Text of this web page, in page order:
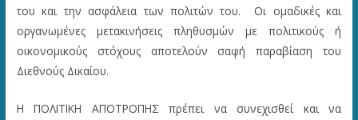
του και την ασφάλεια των πολιτών του. Οι ομαδικές και
οργανωμένες μετακινήσεις πληθυσμών με πολιτικούς ή
οικονομικούς στόχους αποτελούν σαφή παραβίαση του
Διεθνούς Δικαίου.
Η ΠΟΛΙΤΙΚΗ ΑΠΟΤΡΟΠΗΣ πρέπει να συνεχισθεί και να